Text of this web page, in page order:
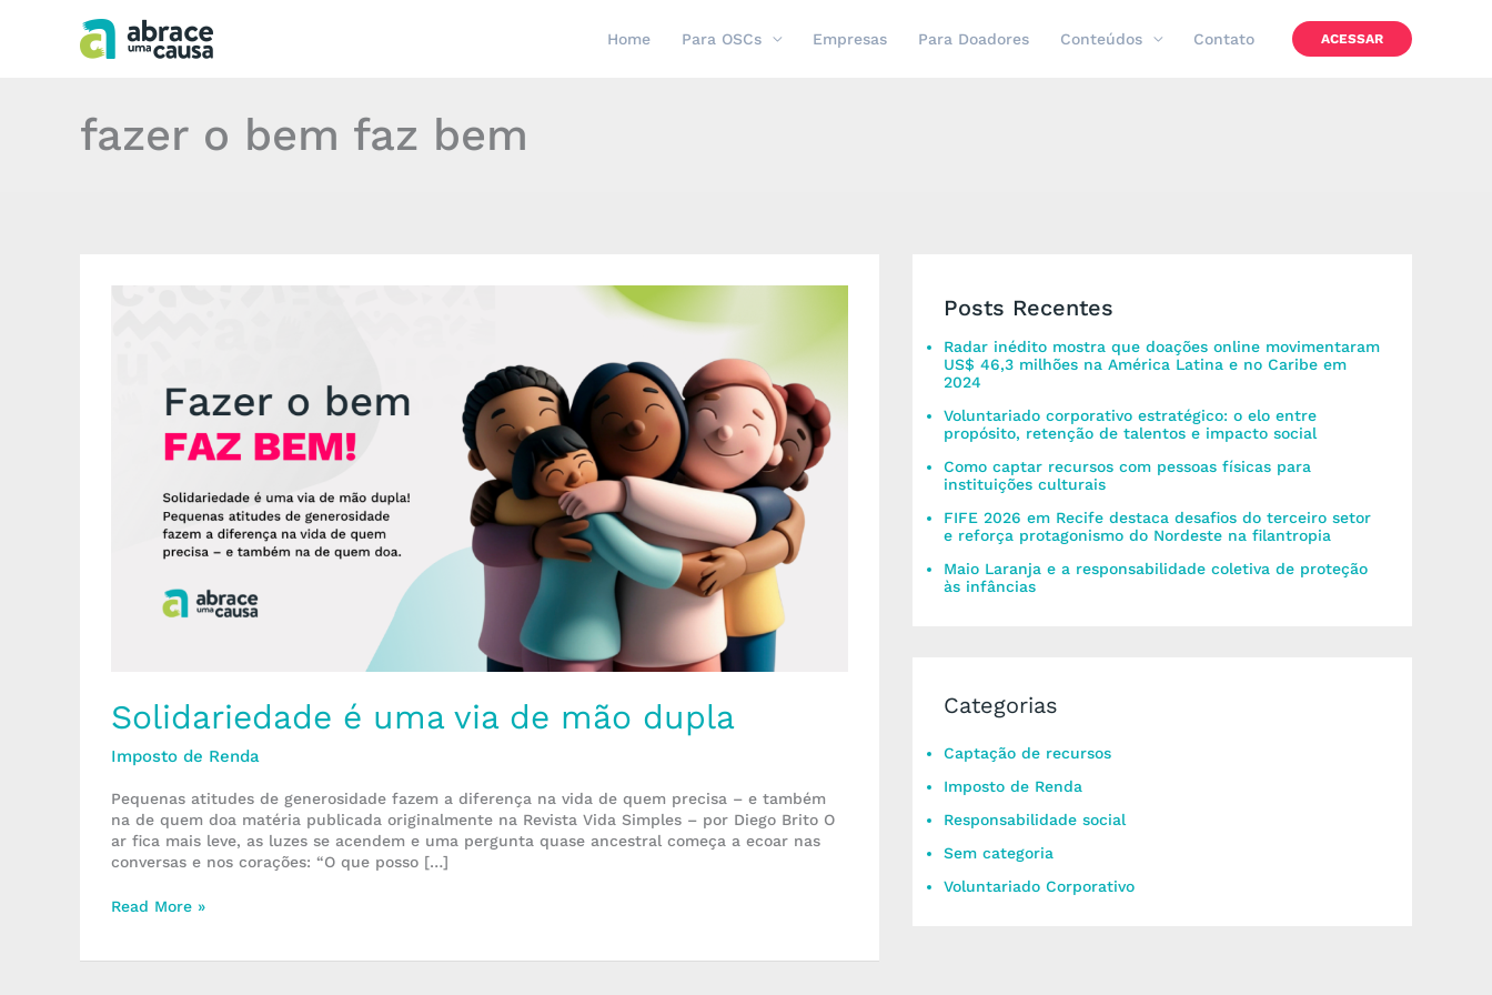
Home Para OSCs Empresas Para Doadores Conteúdos Contato ACESSAR
fazer o bem faz bem
Solidariedade é uma via de mão dupla
Imposto de Renda
Pequenas atitudes de generosidade fazem a diferença na vida de quem precisa – e também
na de quem doa matéria publicada originalmente na Revista Vida Simples – por Diego Brito O
ar fica mais leve, as luzes se acendem e uma pergunta quase ancestral começa a ecoar nas
conversas e nos corações: “O que posso […]
Read More »
Posts Recentes
Radar inédito mostra que doações online movimentaram
US$ 46,3 milhões na América Latina e no Caribe em
2024
Voluntariado corporativo estratégico: o elo entre
propósito, retenção de talentos e impacto social
Como captar recursos com pessoas físicas para
instituições culturais
FIFE 2026 em Recife destaca desafios do terceiro setor
e reforça protagonismo do Nordeste na filantropia
Maio Laranja e a responsabilidade coletiva de proteção
às infâncias
Categorias
Captação de recursos
Imposto de Renda
Responsabilidade social
Sem categoria
Voluntariado Corporativo